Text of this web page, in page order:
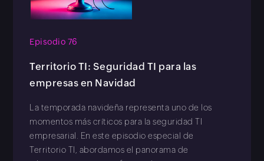
Episodio 76
Territorio TI: Seguridad TI para las
empresas en Navidad
La temporada navideña representa uno de los
momentos más críticos para la seguridad TI
empresarial. En este episodio especial de
Territorio TI, abordamos el panorama de